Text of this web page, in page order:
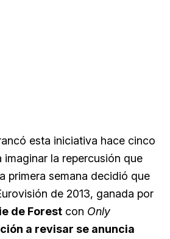
esta iniciativa hace cinco
imaginar la repercusión que
primera semana decidió que
de 2013, ganada por
de Forest con Only
a revisar se anuncia